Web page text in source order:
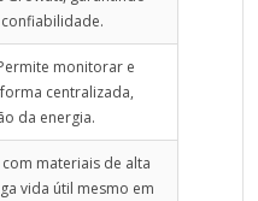
para Bateria Growatt é
inversores a um
energia em locais
monitorar e
centralizada,
da energia.
materiais de alta
vida útil mesmo em